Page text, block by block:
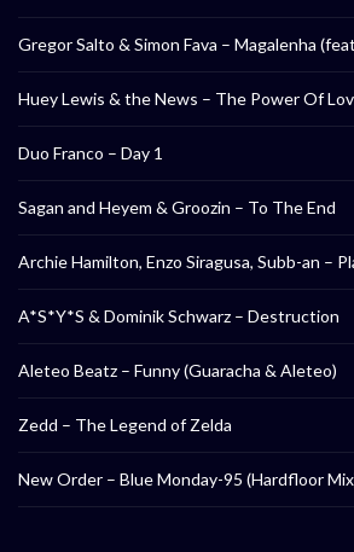
Gregor Salto & Simon Fava – Magalenha
Huey Lewis & the News – The Power Of
Duo Franco – Day 1
Sagan and Heyem & Groozin – To The End
Archie Hamilton, Enzo Siragusa, Subb-an –
A*S*Y*S & Dominik Schwarz – Destruction
Aleteo Beatz – Funny (Guaracha & Aleteo)
Zedd – The Legend of Zelda
New Order – Blue Monday-95 (Hardfloor